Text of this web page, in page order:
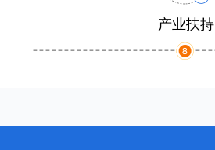
产业扶持